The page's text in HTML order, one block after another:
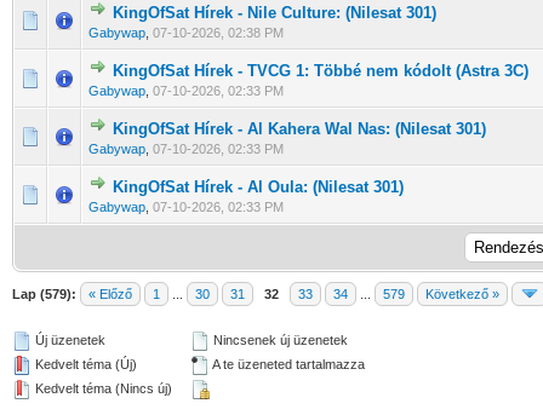
KingOfSat Hírek - Nile Culture: (Nilesat 301)
Gabywap 07-10-2026, 02:38 PM
0 Szavazat - 0 / 5 átlagban
12 345
KingOfSat Hírek - TVCG 1: Többé nem kódolt (Astra 3C)
Gabywap 07-10-2026, 02:33 PM
0 Szavazat - 0 / 5 átlagban
123 45
KingOfSat Hírek - Al Kahera Wal Nas: (Nilesat 301)
Gabywap 07-10-2026, 02:33 PM
0 Szavazat - 0 / 5 átlagban
12345
KingOfSat Hírek - Al Oula: (Nilesat 301)
Gabywap 07-10-2026, 02:33 PM
0 Szavazat - 0 / 5 átlagban
12345
Lap (579): « Előző 1 30 31 32 33 34 579 Következő »
Új üzenetek
Kedvelt téma (Új)
Kedvelt téma (Nincs új)
Nincsenek új üzenetek
A te üzeneted tartalmazza